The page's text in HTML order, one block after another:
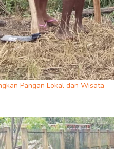
Pangan Lokal dan Wisata